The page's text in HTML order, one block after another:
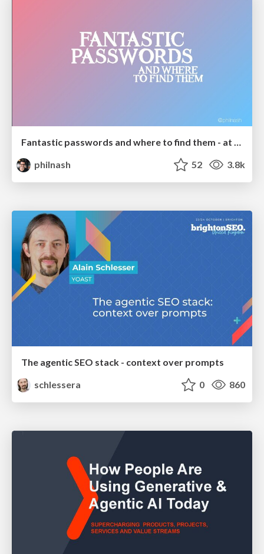
Fantastic passwords and where to find them - at NoRuKo
philnash
52 3.8k
The agentic SEO stack - context over prompts
schlessera
0 860